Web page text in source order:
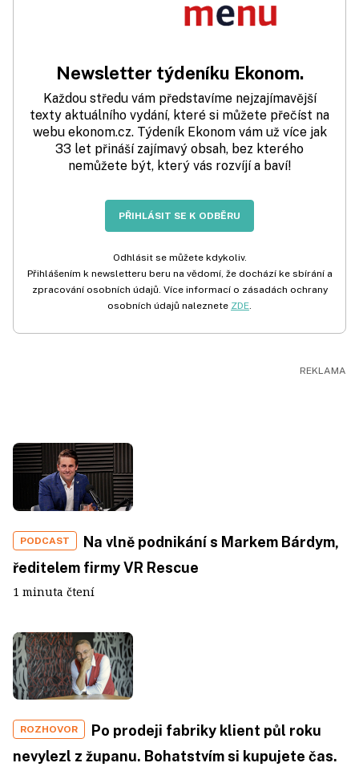
Newsletter týdeníku Ekonom.
Každou středu vám představíme nejzajímavější
texty aktuálního vydání, které si můžete přečíst na
webu ekonom.cz. Týdeník Ekonom vám už více jak
33 let přináší zajímavý obsah, bez kterého
nemůžete být, který vás rozvíjí a baví!
PŘIHLÁSIT SE K ODBĚRU
Odhlásit se můžete kdykoliv.
Přihlášením k newsletteru beru na vědomí, že dochází ke sbírání a
zpracování osobních údajů. Více informací o zásadách ochrany
osobních údajů naleznete ZDE.
PODCAST
Na vlně podnikání s Markem Bárdym,
ředitelem firmy VR Rescue
1 minuta čtení
ROZHOVOR
Po prodeji fabriky klient půl roku
nevylezl z županu. Bohatstvím si kupujete čas.